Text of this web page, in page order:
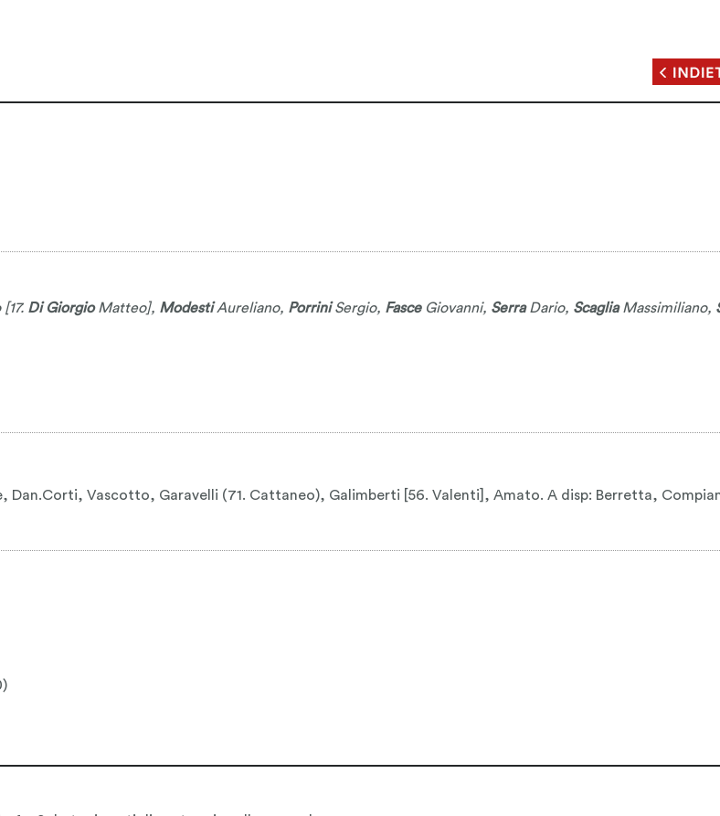
[17. Di GiorgioMatteo], ModestiAureliano, PorriniSergio, FasceGiovanni, SerraDario, ScagliaMassimiliano,
Dan.Corti, Vascotto, Garavelli (71. Cattaneo), Galimberti [56. Valenti], Amato. A disp: Berretta,